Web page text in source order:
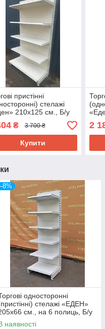
пристінні
стелажі
210х125 см., Б/у
₴ 3 700 ₴
Купити
Б/у
2
односторонні
стелажі «ЕДЕН»
см., на 6 полиць, Б/у
наявності